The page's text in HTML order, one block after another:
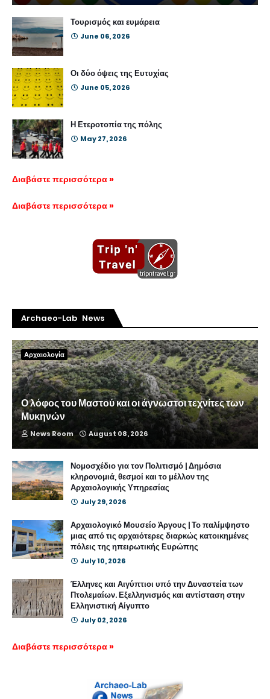
Τουρισμός και ευμάρεια
June 06, 2026
Οι δύο όψεις της Ευτυχίας
June 05, 2026
Η Ετεροτοπία της πόλης
May 27, 2026
Διαβάστε περισσότερα »
Διαβάστε περισσότερα »
Archaeo-Lab News
Αρχαιολογία
Ο λόφος του Μαστού και οι άγνωστοι τεχνίτες των
Μυκηνών
News Room August 08, 2026
Νομοσχέδιο για τον Πολιτισμό | Δημόσια
κληρονομιά, θεσμοί και το μέλλον της
Αρχαιολογικής Υπηρεσίας
July 29, 2026
Αρχαιολογικό Μουσείο Άργους | Το παλίμψηστο
μιας από τις αρχαιότερες διαρκώς κατοικημένες
πόλεις της ηπειρωτικής Ευρώπης
July 10, 2026
Έλληνες και Αιγύπτιοι υπό την Δυναστεία των
Πτολεμαίων. Εξελληνισμός και αντίσταση στην
Ελληνιστική Αίγυπτο
July 02, 2026
Διαβάστε περισσότερα »